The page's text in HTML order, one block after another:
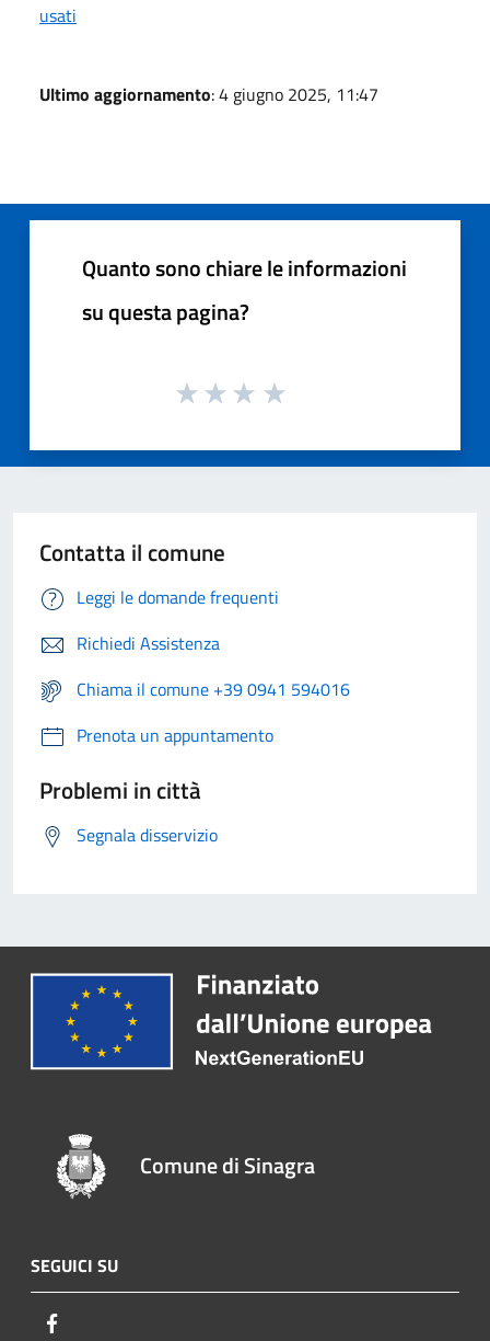
usati
Ultimo aggiornamento: 4 giugno 2025, 11:47
Quanto sono chiare le informazioni
su questa pagina?
Contatta il comune
Leggi le domande frequenti
Richiedi Assistenza
Chiama il comune +39 0941 594016
Prenota un appuntamento
Problemi in città
Segnala disservizio
Comune di Sinagra
SEGUICI SU